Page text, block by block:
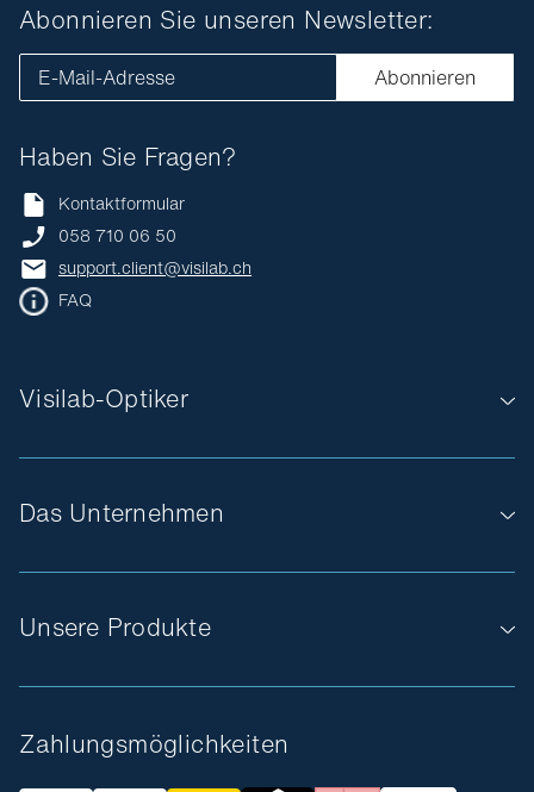
Das Unternehmen
Unsere Produkte
Visilab-Optiker
Haben Sie Fragen?
Kontaktformular
058 710 06 50
support.client@visilab.ch
FAQ
Abonnieren Sie unseren Newsletter:
E-Mail-Adresse Abonnieren
Zahlungsmöglichkeiten